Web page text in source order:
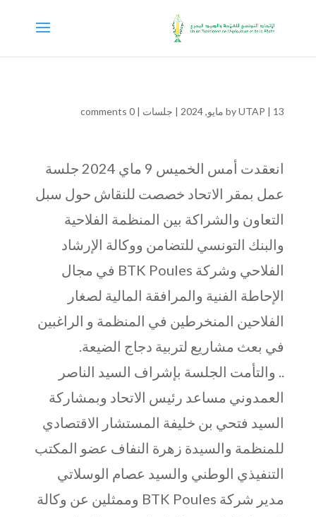
byUTAP | 13 مايو, 2024 | جلسات |
0 comments
انعقدت أمس الخميس 9 ماي 2024 جلسة
عمل بمقر الاتحاد خصصت للنقاش حول سبل
التعاون والشراكة بين المنظمة الفلاحية
والبنك التونسي للتضامن ووكالة الإرشاد
الفلاحي وشركة BTK Poules في مجال
الإحاطة الفنية والمرافقة المالية لصغار
الفلاحين المنخرطين في المنظمة و الراغبين
في بعث مشاريع لتربية دجاج الضيعة.
.. والتأمت الجلسة بإشراف السيد الناصر
العمدوني مساعد رئيس الاتحاد وبمشاركة
السيد فتحي بن خليفة المستشار الاقتصادي
للمنظمة والسيدة زهرة النفاف عضو المكتب
التنفيذي الوطني والسيد عصام الوسلاتي
مدير شركة BTK Poules وممثلين عن وكالة